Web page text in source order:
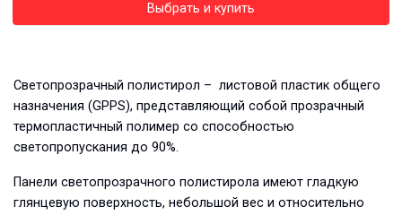
Выбрать и купить
Светопрозрачный полистирол – листовой пластик общего
назначения (GPPS), представляющий собой прозрачный
термопластичный полимер со способностью
светопропускания до 90%.
Панели светопрозрачного полистирола имеют гладкую
глянцевую поверхность, небольшой вес и относительно